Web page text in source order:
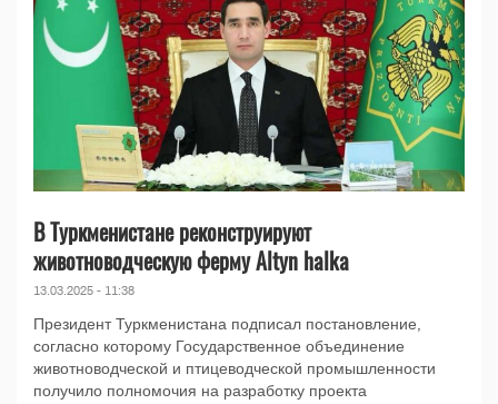
В Туркменистане реконструируют
животноводческую ферму Altyn halka
13.03.2025 - 11:38
Президент Туркменистана подписал постановление,
согласно которому Государственное объединение
животноводческой и птицеводческой промышленности
получило полномочия на разработку проекта